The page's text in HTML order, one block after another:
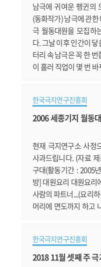
남극에 귀여운 펭귄의
(동화작가) 남극에 관
극 월동대원을 모집하
다. 그날 이후 인간이
터리 속 남극은 꼭 한
이 흘러 직업이 몇 번 바
컥 지원서를 냈다. 우
모인 탓이었을까 믿기
한국극지연구진흥회
2006 세종기지 월동
현재 극지연구소 사정
사과드립니다. (자료
구대(활동기간 : 2005
방] 대원요리 대원요리
사람의 파트너...(요리
머리에 면도까지 하고
은 다름 아닌 “잘생긴
서 처음으로 대원요리
한국극지연구진흥회
2018 11월 셋째 주